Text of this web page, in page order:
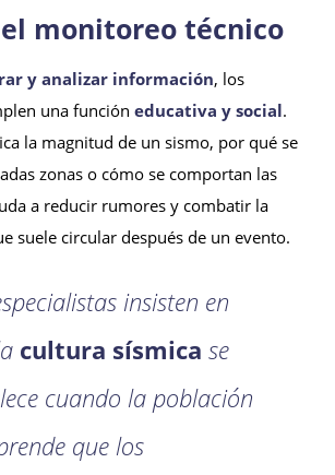
monitoreo técnico
y analizar información, los
una función educativa y social.
la magnitud de un sismo, por qué se
zonas o cómo se comportan las
a reducir rumores y combatir la
suele circular después de un evento.
insisten en
cultura sísmica se
cuando la población
que los